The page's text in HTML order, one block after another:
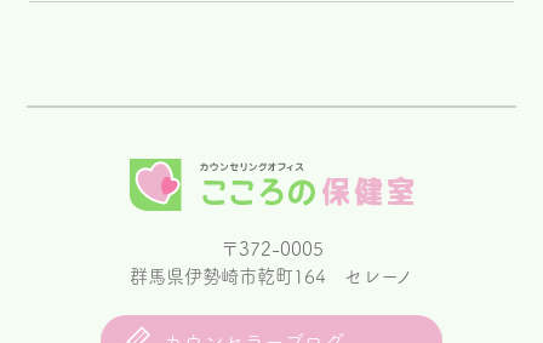
〒372-0005
群馬県伊勢崎市乾町164 セレーノ